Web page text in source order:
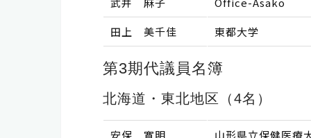
田上 美千佳
東都大学
第3期代議員名簿
北海道・東北地区（4名）